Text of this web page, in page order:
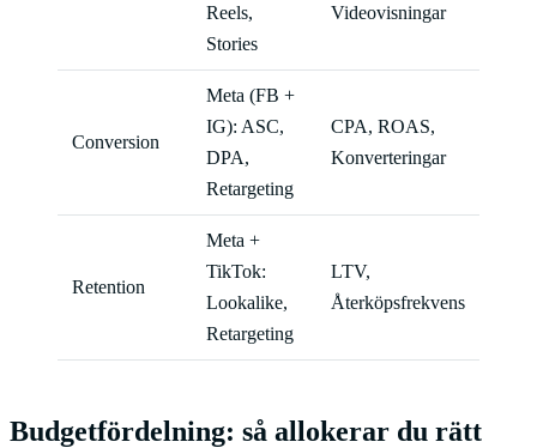
Reels,
Stories
Videovisningar
Conversion
Meta (FB +
IG): ASC,
DPA,
Retargeting
CPA, ROAS,
Konverteringar
Retention
Meta +
TikTok:
Lookalike,
Retargeting
LTV,
Återköpsfrekvens
Budgetfördelning: så allokerar du rätt